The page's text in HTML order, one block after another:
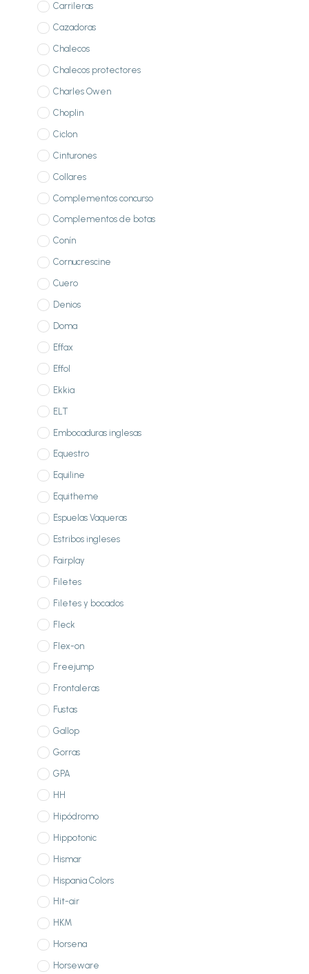
Carrileras
Cazadoras
Chalecos
Chalecos protectores
Charles Owen
Choplin
Ciclon
Cinturones
Collares
Complementos concurso
Complementos de botas
Conín
Cornucrescine
Cuero
Denios
Doma
Effax
Effol
Ekkia
ELT
Embocaduras inglesas
Equestro
Equiline
Equitheme
Espuelas Vaqueras
Estribos ingleses
Fairplay
Filetes
Filetes y bocados
Fleck
Flex-on
Freejump
Frontaleras
Fustas
Gallop
Gorras
GPA
HH
Hipódromo
Hippotonic
Hismar
Hispania Colors
Hit-air
HKM
Horsena
Horseware